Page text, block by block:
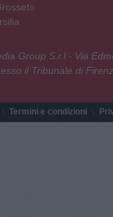
Group S.r.l - Via
il Tribunale di
Termini e condizioni